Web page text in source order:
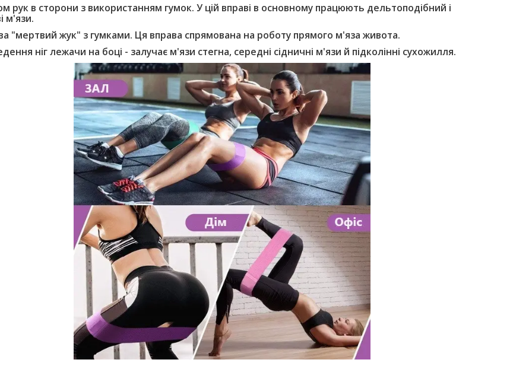
рук в сторони з використанням гумок. У цій вправі в основному працюють дельтоподібний і
м'язи.
"мертвий жук" з гумками. Ця вправа спрямована на роботу прямого м'яза живота.
ніг лежачи на боці - залучає м'язи стегна, середні сідничні м'язи й підколінні сухожилля.